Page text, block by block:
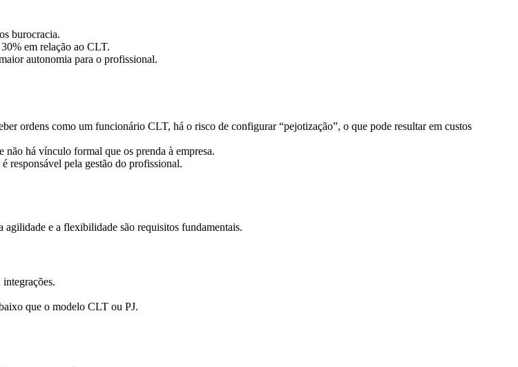
burocracia.
em relação ao CLT.
autonomia para o profissional.
ordens como um funcionário CLT, há o risco de configurar “pejotização”, o que pode resultar em custos
não há vínculo formal que os prenda à empresa.
responsável pela gestão do profissional.
agilidade e a flexibilidade são requisitos fundamentais.
que o modelo CLT ou PJ.